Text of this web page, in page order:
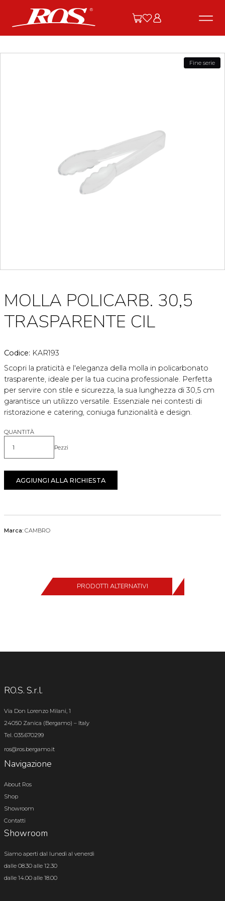
Fine serie
MOLLA POLICARB. 30,5
TRASPARENTE CIL
Codice: KAR193
Scopri la praticità e l'eleganza della molla in policarbonato
trasparente, ideale per la tua cucina professionale. Perfetta
per servire con stile e sicurezza, la sua lunghezza di 30,5 cm
garantisce un utilizzo versatile. Essenziale nei contesti di
ristorazione e catering, coniuga funzionalità e design.
QUANTITÀ
Quantità Pezzi
AGGIUNGI ALLA RICHIESTA
Marca: CAMBRO
PRODOTTI ALTERNATIVI
RO.S. S.r.l.
Via Don Lorenzo Milani, 1
24050 Zanica (Bergamo) – Italy
Tel. 035.670299
ros@ros.bergamo.it
Navigazione
About Ros
Shop
Showroom
Contatti
Showroom
Siamo aperti dal lunedì al venerdì
dalle 08.30 alle 12.30
dalle 14.00 alle 18.00